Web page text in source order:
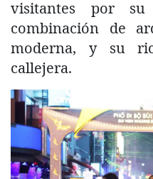
visitantes por
combinación de
moderna, y su
callejera.